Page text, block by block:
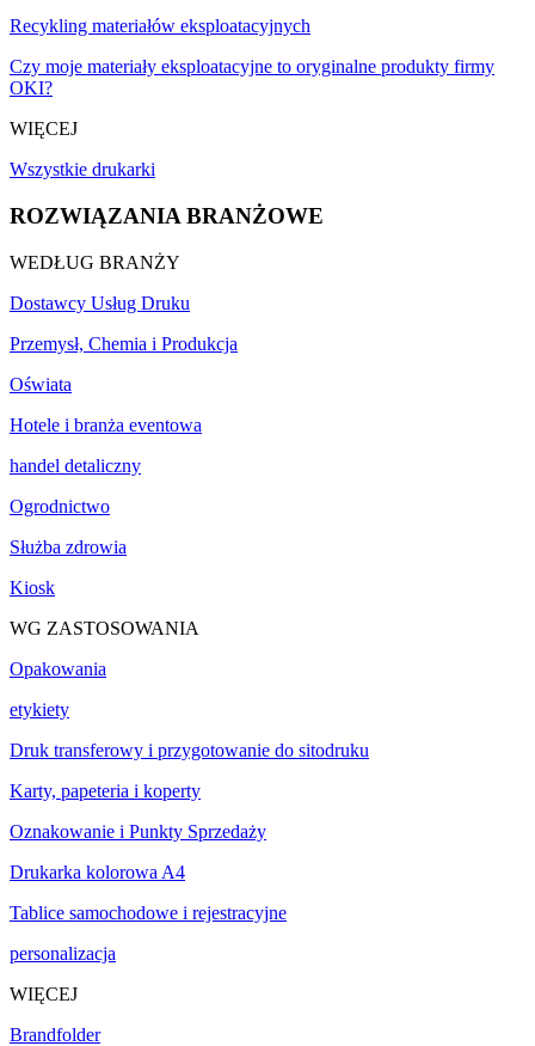
Recykling materiałów eksploatacyjnych
Czy moje materiały eksploatacyjne to oryginalne produkty firmy
OKI?
WIĘCEJ
Wszystkie drukarki
ROZWIĄZANIA BRANŻOWE
WEDŁUG BRANŻY
Dostawcy Usług Druku
Przemysł, Chemia i Produkcja
Oświata
Hotele i branża eventowa
handel detaliczny
Ogrodnictwo
Służba zdrowia
Kiosk
WG ZASTOSOWANIA
Opakowania
etykiety
Druk transferowy i przygotowanie do sitodruku
Karty, papeteria i koperty
Oznakowanie i Punkty Sprzedaży
Drukarka kolorowa A4
Tablice samochodowe i rejestracyjne
personalizacja
WIĘCEJ
Brandfolder